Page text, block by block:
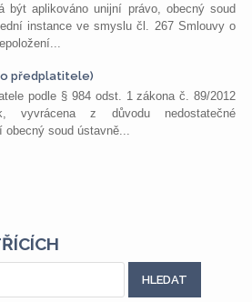
aplikováno unijní právo, obecný soud
instance ve smyslu čl. 267 Smlouvy o
předplatitele)
podle § 984 odst. 1 zákona č. 89/2012
vyvrácena z důvodu nedostatečné
soud ústavně...